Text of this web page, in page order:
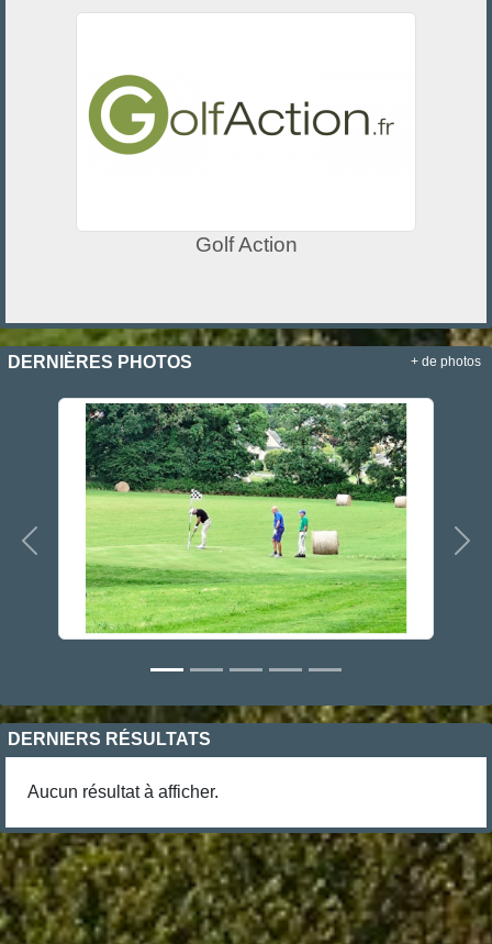
Golf Action
DERNIÈRES PHOTOS
Précedent
+ de photos
DERNIERS RÉSULTATS
Aucun résultat à afficher.